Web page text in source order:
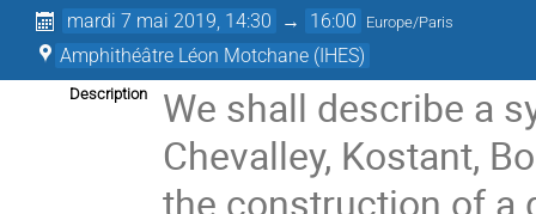
mardi 7 mai 2019, 14:30 → 16:00 Europe/Paris
Amphithéâtre Léon Motchane (IHES)
Description
We shall describe a
Chevalley, Kostant,
the construction of a